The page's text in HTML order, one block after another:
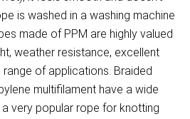
is washed in a washing machine
made of PPM are highly valued
weather resistance, excellent
of applications. Braided
multifilament have a wide
very popular rope for knotting